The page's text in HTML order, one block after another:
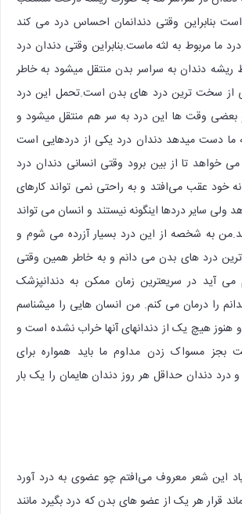
بنابراین وقتی دندانمان احساس درد می کند
ما مربوط به لثه ماست.بنابراین وقتی دندان درد
ریشه دندان به سراسر بدن منتقل میشود به خاطر
از سخت ترین درد های بدن است.تحمل این درد
وقت ها این درد به سر هم منتقل میشود و
ما دست میدهد دندان درد یکی از دردهایی است
خواهد تا از بین برود وقتی انسانی دندان درد
خود عقب می‌افتد و به راحتی نمی تواند کارهای
ولی سایر دردها اینگونه نیستند و انسان می تواند
به شخصه از این درد بسیار آزرده می شوم و
درد های بدن می دانم و به خاطر همین وقتی
می آید در سریعترین زمان ممکن به دندانپزشک
را درمان می کنم. من انسان هایی را میشناسم
و هنوز هیچ یک از دندانهای آنها خراب نشده است و
بجز مسواک زدن مداوم ما باید همواره برای
درد دندان حداقل هر روز دندان هایمان را یک بار
این شعر معروف می‌افتم چو عضوی به درد آورد
قرار هر یک از عضو های بدن که درد بگیرد مانند